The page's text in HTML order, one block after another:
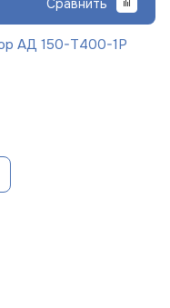
Сравнить
АД 150-Т400-1Р